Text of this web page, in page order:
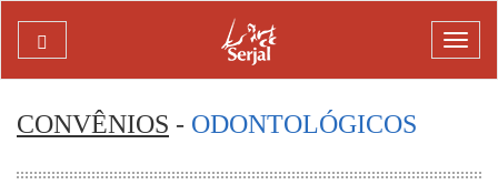
SERJAL
CONVÊNIOS - ODONTOLÓGICOS